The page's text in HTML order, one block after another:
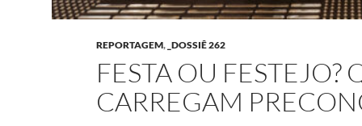
REPORTAGEM, _DOSSIÊ 262
FESTA OU FESTEJO?
CARREGAM